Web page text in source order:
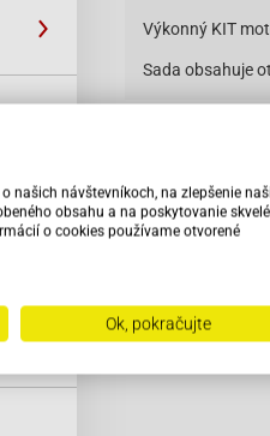
Výkonný KIT
Sada obsahuje
našich návštevníkoch, na zlepšenie
obsahu a na poskytovanie
o cookies používame otvorené
Ok, pokračujte